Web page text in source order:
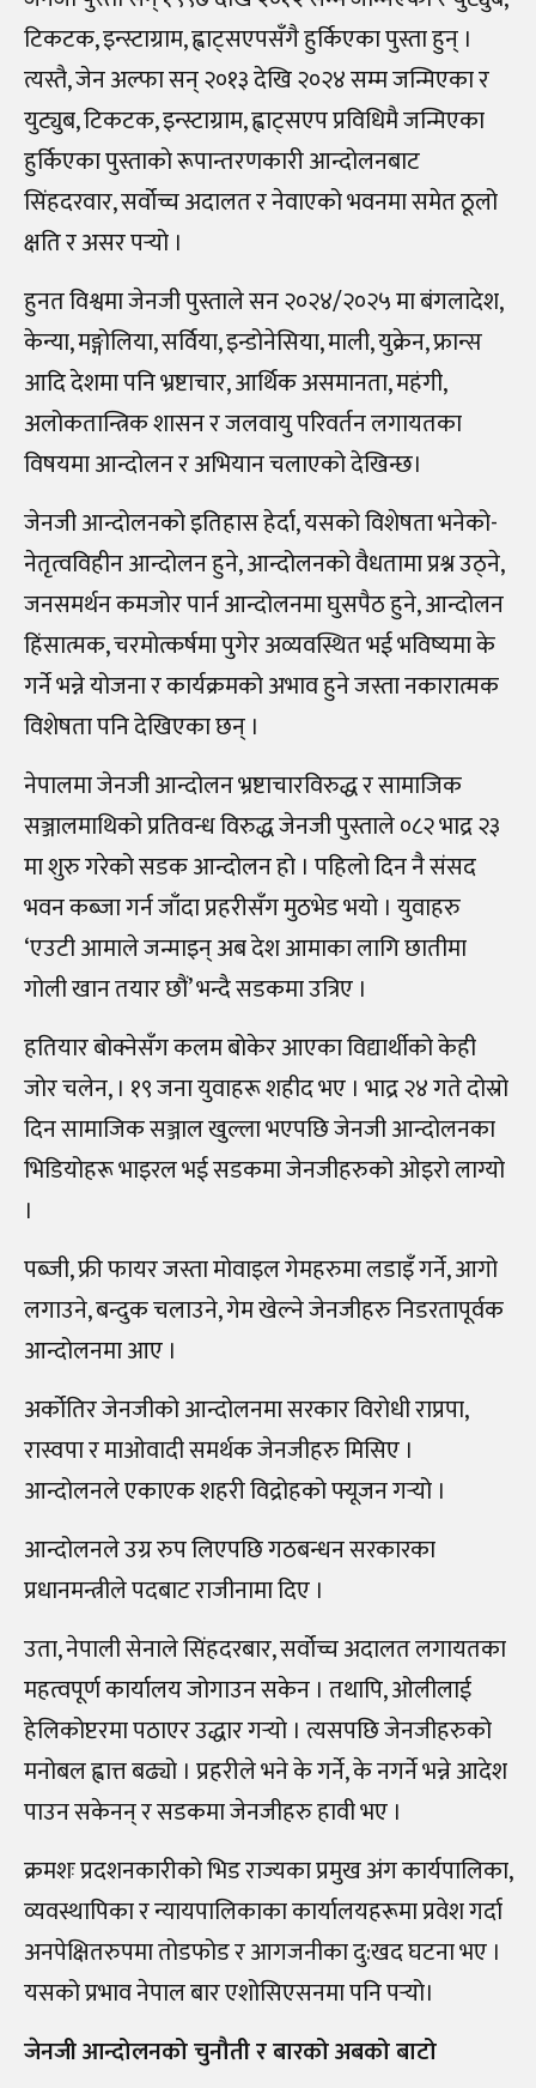
टिकटक, इन्स्टाग्राम, ह्वाट्सएपसँगै हुर्किएका पुस्ता हुन् ।
त्यस्तै, जेन अल्फा सन् २०१३ देखि २०२४ सम्म जन्मिएका र
युट्युब, टिकटक, इन्स्टाग्राम, ह्वाट्सएप प्रविधिमै जन्मिएका
हुर्किएका पुस्ताकाे रूपान्तरणकारी आन्दोलनबाट
सिंहदरवार, सर्वोच्च अदालत र नेवाएको भवनमा समेत ठूलो
क्षति र असर पर्‍यो ।
हुनत विश्वमा जेनजी पुस्ताले सन २०२४/२०२५ मा बंगलादेश,
केन्या, मङ्गोलिया, सर्विया, इन्डोनेसिया, माली, युक्रेन, फ्रान्स
आदि देशमा पनि भ्रष्टाचार, आर्थिक असमानता, महंगी,
अलोकतान्त्रिक शासन र जलवायु परिवर्तन लगायतका
विषयमा आन्दोलन र अभियान चलाएको देखिन्छ।
जेनजी आन्दोलनको इतिहास हेर्दा, यसको विशेषता भनेको-
नेतृत्वविहीन आन्दोलन हुने, आन्दोलनको वैधतामा प्रश्न उठ्ने,
जनसमर्थन कमजोर पार्न आन्दोलनमा घुसपैठ हुने, आन्दोलन
हिंसात्मक, चरमोत्कर्षमा पुगेर अव्यवस्थित भई भविष्यमा के
गर्ने भन्ने योजना र कार्यक्रमको अभाव हुने जस्ता नकारात्मक
विशेषता पनि देखिएका छन् ।
नेपालमा जेनजी आन्दोलन भ्रष्टाचारविरुद्ध र सामाजिक
सञ्जालमाथिको प्रतिवन्ध विरुद्ध जेनजी पुस्ताले ०८२ भाद्र २३
मा शुरु गरेको सडक आन्दोलन हो । पहिलो दिन नै संसद
भवन कब्जा गर्न जाँदा प्रहरीसँग मुठभेड भयो । युवाहरु
‘एउटी आमाले जन्माइन् अब देश आमाका लागि छातीमा
गोली खान तयार छौं’ भन्दै सडकमा उत्रिए ।
हतियार बोक्नेसँग कलम बोकेर आएका विद्यार्थीको केही
जोर चलेन, । १९ जना युवाहरू शहीद भए । भाद्र २४ गते दोस्रो
दिन सामाजिक सञ्जाल खुल्ला भएपछि जेनजी आन्दोलनका
भिडियोहरू भाइरल भई सडकमा जेनजीहरुको ओइरो लाग्यो
।
पब्जी, फ्री फायर जस्ता मोवाइल गेमहरुमा लडाइँ गर्ने, आगो
लगाउने, बन्दुक चलाउने, गेम खेल्ने जेनजीहरु निडरतापूर्वक
आन्दोलनमा आए ।
अर्कोतिर जेनजीको आन्दोलनमा सरकार विरोधी राप्रपा,
रास्वपा र माओवादी समर्थक जेनजीहरु मिसिए ।
आन्दोलनले एकाएक शहरी विद्रोहको फ्यूजन गर्‍यो ।
आन्दोलनले उग्र रुप लिएपछि गठबन्धन सरकारका
प्रधानमन्त्रीले पदबाट राजीनामा दिए ।
उता, नेपाली सेनाले सिंहदरबार, सर्वोच्च अदालत लगायतका
महत्वपूर्ण कार्यालय जोगाउन सकेन । तथापि, ओलीलाई
हेलिकोप्टरमा पठाएर उद्धार गर्‍यो । त्यसपछि जेनजीहरुको
मनोबल ह्वात्त बढ्यो । प्रहरीले भने के गर्ने, के नगर्ने भन्ने आदेश
पाउन सकेनन् र सडकमा जेनजीहरु हावी भए ।
क्रमशः प्रदशनकारीको भिड राज्यका प्रमुख अंग कार्यपालिका,
व्यवस्थापिका र न्यायपालिकाका कार्यालयहरूमा प्रवेश गर्दा
अनपेक्षितरुपमा तोडफोड र आगजनीका दु:खद घटना भए ।
यसको प्रभाव नेपाल बार एशोसिएसनमा पनि पर्‍यो।
जेनजी आन्दोलनको चुनौती र बारको अबको बाटो